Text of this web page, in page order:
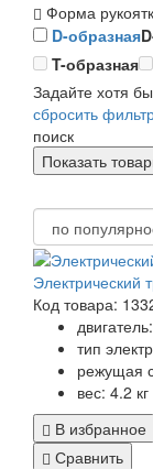
Форма
D-образная
T-образная
Задайте хотя
сбросить
поиск
Электрический
Код товара:
двигатель:
тип
режущая
вес: 4.2 кг
В избранное
Сравнить